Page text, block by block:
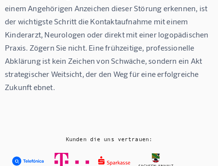
einem Angehörigen Anzeichen dieser Störung erkennen, ist
der wichtigste Schritt die Kontaktaufnahme mit einem
Kinderarzt, Neurologen oder direkt mit einer logopädischen
Praxis. Zögern Sie nicht. Eine frühzeitige, professionelle
Abklärung ist kein Zeichen von Schwäche, sondern ein Akt
strategischer Weitsicht, der den Weg für eine erfolgreiche
Zukunft ebnet.
Kunden die uns vertrauen: